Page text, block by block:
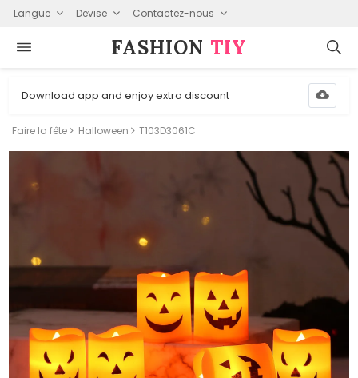
Langue Devise Contactez-nous
FASHION⁠ TIY
Download app and enjoy extra discount
Faire la fête Halloween T103D3061C